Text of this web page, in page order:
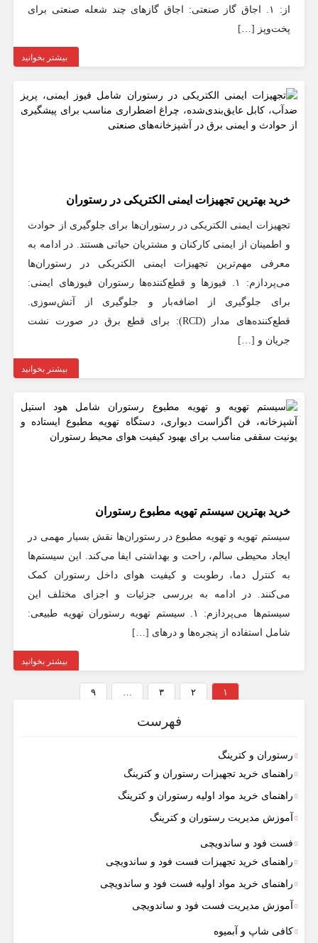
از: ۱. اجاق گاز صنعتی: اجاق گازهای چند شعله صنعتی برای
پخت‌وپز […]
بیشتر بخوانید
خرید بهترین تجهیزات ایمنی الکتریکی در رستوران‌
تجهیزات ایمنی الکتریکی در رستوران‌ها برای جلوگیری از حوادث
و اطمینان از ایمنی کارکنان و مشتریان حیاتی هستند. در ادامه به
معرفی مهم‌ترین تجهیزات ایمنی الکتریکی در رستوران‌ها
می‌پردازم: ۱. فیوزها و قطع‌کننده‌ها رستوران فیوزهای ایمنی:
برای جلوگیری از اضافه‌بار و جلوگیری از آتش‌سوزی.
قطع‌کننده‌های مدار (RCD): برای قطع برق در صورت نشت
جریان و […]
بیشتر بخوانید
خرید بهترین سیستم تهویه مطبوع رستوران‌
سیستم تهویه و تهویه مطبوع در رستوران‌ها نقش بسیار مهمی در
ایجاد محیطی سالم، راحت و بهداشتی ایفا می‌کند. این سیستم‌ها
به کنترل دما، رطوبت و کیفیت هوای داخل رستوران کمک
می‌کنند. در ادامه به بررسی جزئیات و اجزای مختلف این
سیستم‌ها می‌پردازم: ۱. سیستم تهویه رستوران تهویه طبیعی:
شامل استفاده از پنجره‌ها و درهای […]
بیشتر بخوانید
۲ ۳
فهرست
رستوران و کترینگ
راهنمای خرید تجهیزات رستوران و کترینگ
راهنمای خرید مواد اولیه رستوران و کترینگ
آموزش مدیریت رستوران و کترینگ
فست فود و ساندویچی
راهنمای خرید تجهیزات فست فود و ساندویچی
راهنمای خرید مواد اولیه فست فود و ساندویچی
آموزش مدیریت فست فود و ساندویچی
کافی شاپ و آبمیوه